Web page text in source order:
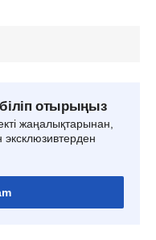
отырыңыз
жаңалықтарынан,